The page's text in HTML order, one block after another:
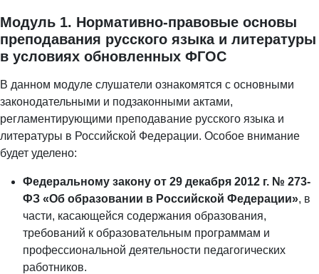
Модуль 1. Нормативно-правовые основы
преподавания русского языка и литературы
в условиях обновленных ФГОС
В данном модуле слушатели ознакомятся с основными
законодательными и подзаконными актами,
регламентирующими преподавание русского языка и
литературы в Российской Федерации. Особое внимание
будет уделено:
Федеральному закону от 29 декабря 2012 г. № 273-
ФЗ «Об образовании в Российской Федерации», в
части, касающейся содержания образования,
требований к образовательным программам и
профессиональной деятельности педагогических
работников.